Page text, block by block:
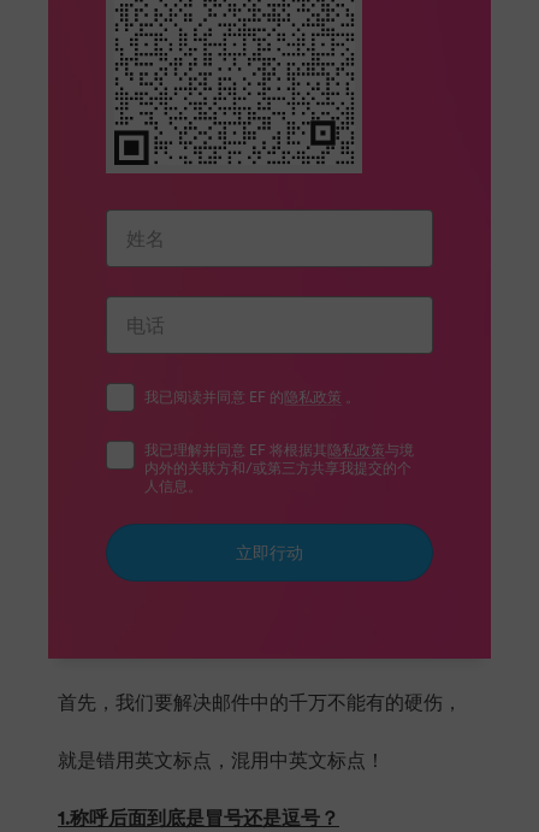
我已阅读并同意 EF 的隐私政策 。
我已理解并同意 EF 将根据其隐私政策与境
内外的关联方和/或第三方共享我提交的个
人信息。
立即行动
首先，我们要解决邮件中的千万不能有的硬伤，
就是错用英文标点，混用中英文标点！
1.称呼后面到底是冒号还是逗号？